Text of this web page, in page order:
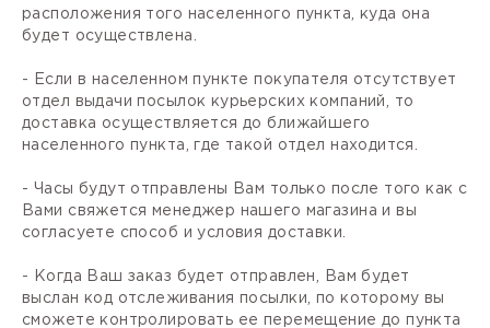
расположения того населенного пункта, куда она
будет осуществлена.
- Если в населенном пункте покупателя отсутствует
отдел выдачи посылок курьерских компаний, то
доставка осуществляется до ближайшего
населенного пункта, где такой отдел находится.
- Часы будут отправлены Вам только после того как с
Вами свяжется менеджер нашего магазина и вы
согласуете способ и условия доставки.
- Когда Ваш заказ будет отправлен, Вам будет
выслан код отслеживания посылки, по которому вы
сможете контролировать ее перемещение до пункта